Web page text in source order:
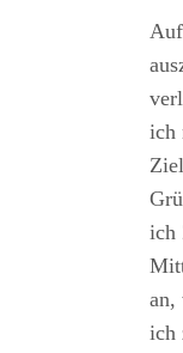
ich
ich
an,
ich